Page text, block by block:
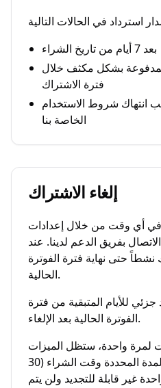
بعد 7 أيام من تاريخ الشراء
بشكل مكثف خلال
فترة الاشتراك
انتهاك شروط الاستخدام
الخاصة بنا
إلغاء الاشتراك
في أي وقت من خلال إعدادات
بفريق الدعم لدينا. عند
نشطاً حتى نهاية فترة الفوترة
الحالية.
للأيام المتبقية من فترة
الفوترة الحالية بعد الإلغاء.
لمرة واحدة، ستظل الميزات
المدفوعة متاحة طوال المدة المحددة وقت الشراء (30
غير قابلة للتجديد ولن يتم